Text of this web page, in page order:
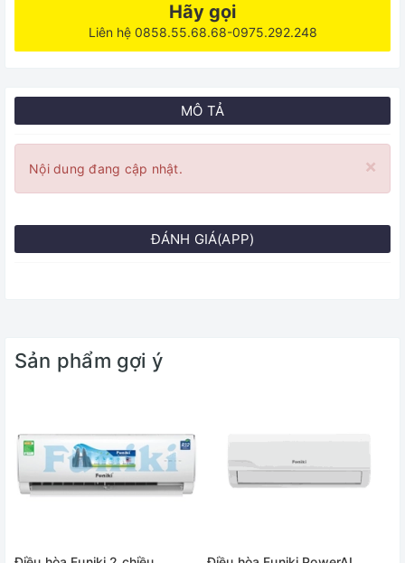
Hãy gọi
Liên hệ 0858.55.68.68-0975.292.248
MÔ TẢ
×
Nội dung đang cập nhật.
ĐÁNH GIÁ(APP)
Sản phẩm gợi ý